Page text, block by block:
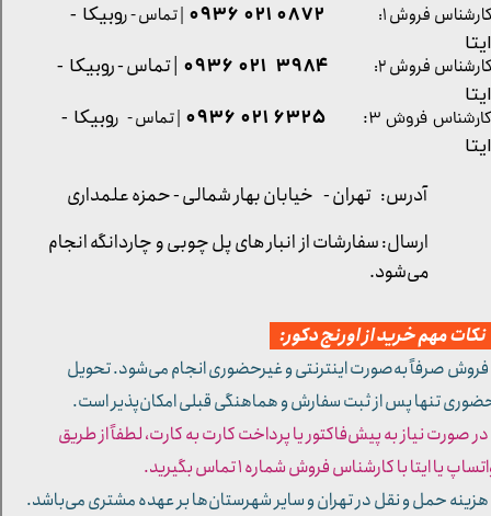
کارشناس فروش ۳: ۶۳۲۵ ۰۲۱ ۰۹۳۶ | تماس - روبیکا -
ایتا
آدرس: تهران - خیابان بهار شمالی - حمزه علمداری
مهم خرید از اورنج دکور:
صرفاً به‌صورت اینترنتی و غیرحضوری انجام می‌شود. تحویل
تنها پس از ثبت سفارش و هماهنگی قبلی امکان‌پذیر است.
صورت نیاز به پیش‌فاکتور یا پرداخت کارت به کارت، لطفاً از طریق
یا ایتا با کارشناس فروش شماره ۱ تماس بگیرید.
حمل و نقل در تهران و سایر شهرستان‌ها بر عهده مشتری می‌باشد.
کارشناس فروش ۱: 0872 021 0936 | تماس - روبیکا -
ایتا
کارشناس فروش ۲:
۳۹۸۴ ۰۲۱ ۰۹۳۶ | تماس - روبیکا -
ایتا
ارسال: سفارشات از انبار های پل چوبی و چاردانگه انجام
می‌شود.